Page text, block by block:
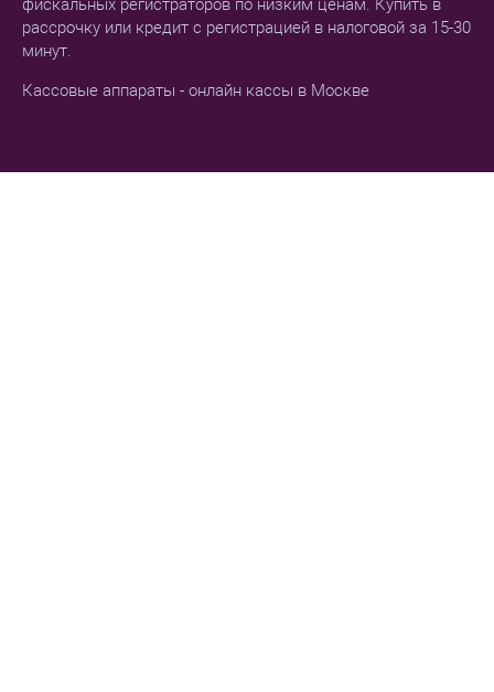
фискальных регистраторов по низким ценам. Купить в
рассрочку или кредит с регистрацией в налоговой за 15-30
минут.
Кассовые аппараты - онлайн кассы в Москве